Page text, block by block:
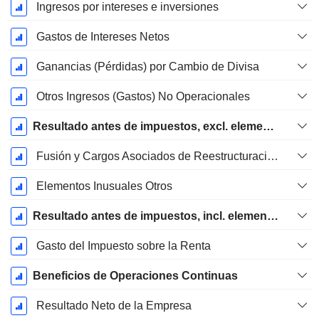
Ingresos por intereses e inversiones
Gastos de Intereses Netos
Ganancias (Pérdidas) por Cambio de Divisa
Otros Ingresos (Gastos) No Operacionales
Resultado antes de impuestos, excl. elementos inusuales
Fusión y Cargos Asociados de Reestructuración
Elementos Inusuales Otros
Resultado antes de impuestos, incl. elementos inusuales
Gasto del Impuesto sobre la Renta
Beneficios de Operaciones Continuas
Resultado Neto de la Empresa